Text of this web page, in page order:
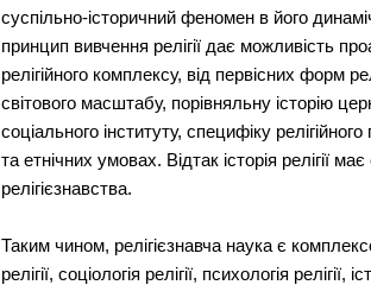
суспільно-історичний феномен в його
принцип вивчення релігії дає можливість
релігійного комплексу, від первісних форм
світового масштабу, порівняльну історію
соціального інституту, специфіку
та етнічних умовах. Відтак історія релігії
релігієзнавства.
Таким чином, релігієзнавча наука є
релігії, соціологія релігії, психологія